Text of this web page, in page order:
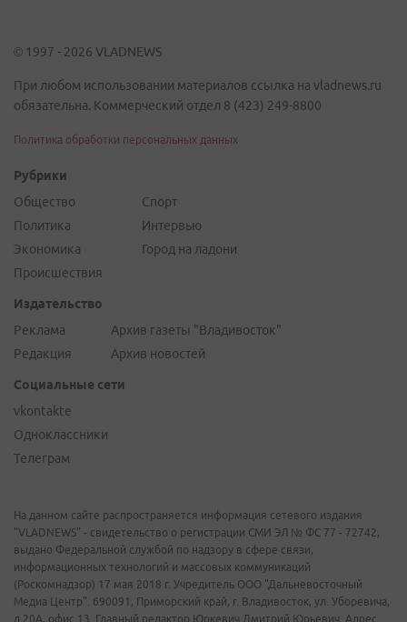
© 1997 - 2026 VLADNEWS
При любом использовании материалов ссылка на vladnews.ru
обязательна. Коммерческий отдел 8 (423) 249-8800
Политика обработки персональных данных
Рубрики
Общество
Политика
Экономика
Происшествия
Спорт
Интервью
Город на ладони
Издательство
Реклама
Редакция
Архив газеты "Владивосток"
Архив новостей
Социальные сети
vkontakte
Одноклассники
Телеграм
На данном сайте распространяется информация сетевого издания
"VLADNEWS" - свидетельство о регистрации СМИ ЭЛ № ФС 77 - 72742,
выдано Федеральной службой по надзору в сфере связи,
информационных технологий и массовых коммуникаций
(Роскомнадзор) 17 мая 2018 г. Учредитель ООО "Дальневосточный
Медиа Центр". 690091, Приморский край, г. Владивосток, ул. Уборевича,
д.20А, офис 13. Главный редактор Юркевич Дмитрий Юрьевич. Адрес